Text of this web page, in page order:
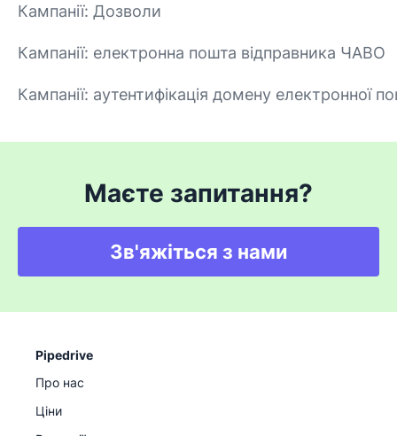
Кампанії: Дозволи
Кампанії: електронна пошта відправника ЧАВО
Кампанії: аутентифікація домену електронної
Маєте запитання?
Зв'яжіться з нами
Pipedrive
Про нас
Ціни